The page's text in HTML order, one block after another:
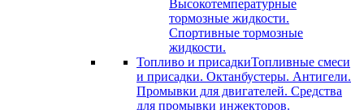
Высокотемпературные
тормозные жидкости.
Спортивные тормозные
жидкости.
Топливо и присадкиТопливные смеси
и присадки. Октанбустеры. Антигели.
Промывки для двигателей. Средства
для промывки инжекторов.